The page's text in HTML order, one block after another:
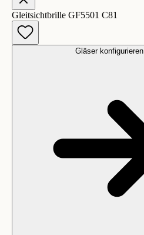
Gleitsichtbrille GF5501 C81
Gläser konfigurieren